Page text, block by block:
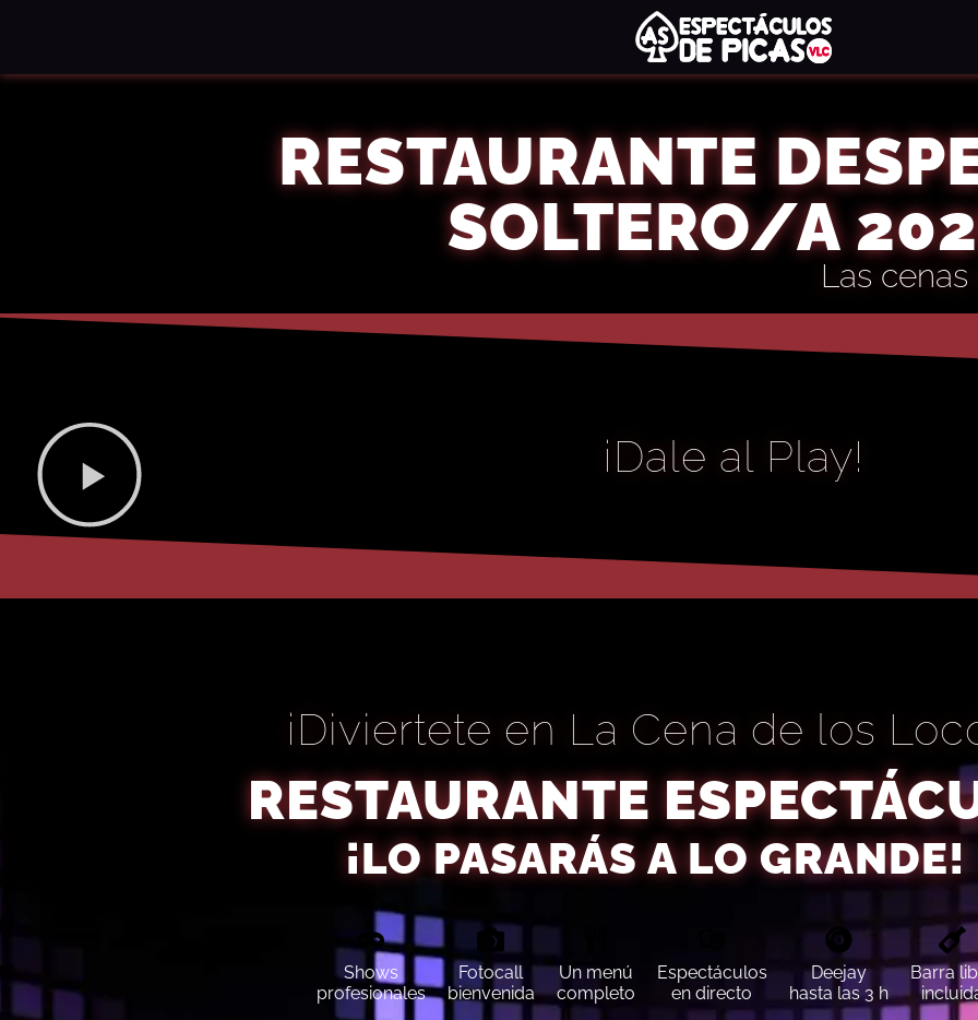
RESTAURANTE
SOLTERO/A
Las
¡Dale al Play!
¡Diviertete en La Cena de los
RESTAURANTE
¡LO PASARÁS A LO GRANDE!
Shows
profesionales
Fotocall
bienvenida
Un menú
completo
Espectáculos
en directo
Deejay
hasta las 3 h
Barra